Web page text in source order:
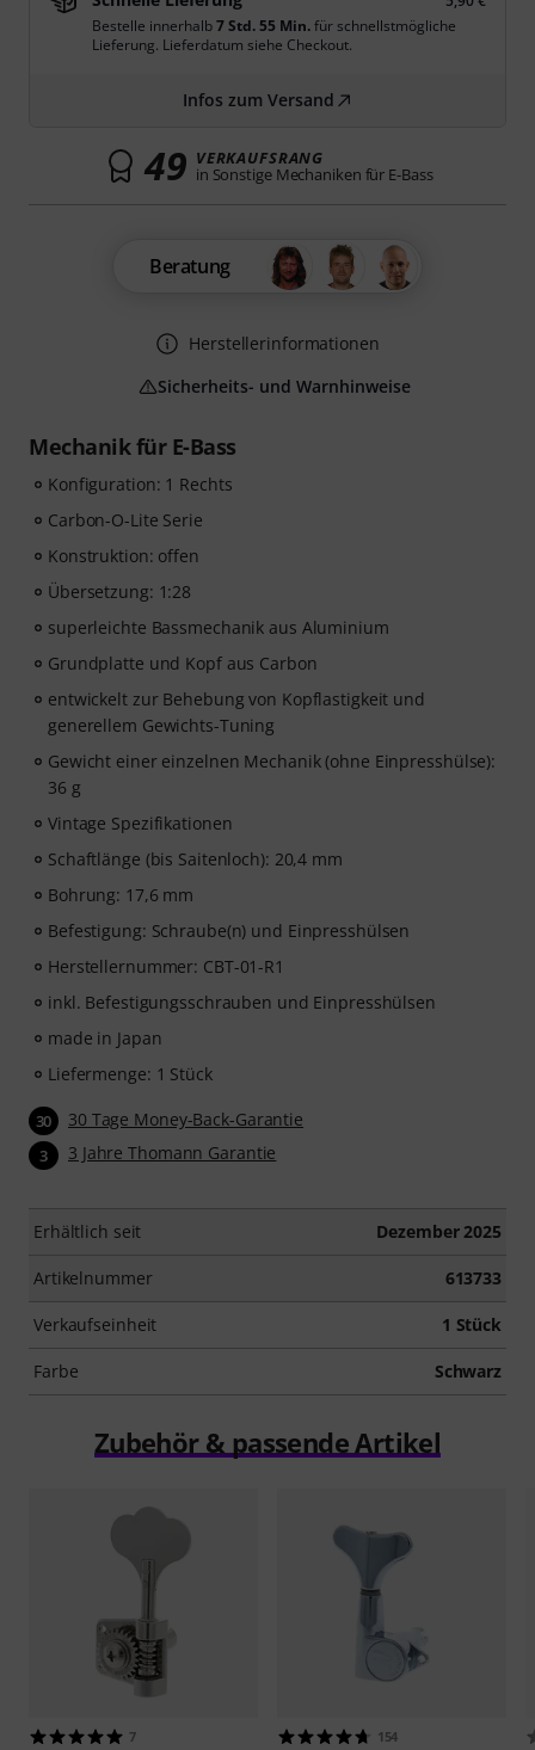
Mechanik für E-Bass
Konfiguration: 1 Rechts
Carbon-O-Lite Serie
Konstruktion: offen
Übersetzung: 1:28
superleichte Bassmechanik aus Aluminium
Grundplatte und Kopf aus Carbon
entwickelt zur Behebung von Kopflastigkeit und
generellem Gewichts-Tuning
Gewicht einer einzelnen Mechanik (ohne Einpresshülse):
36 g
Vintage Spezifikationen
Schaftlänge (bis Saitenloch): 20,4 mm
Bohrung: 17,6 mm
Befestigung: Schraube(n) und Einpresshülsen
Herstellernummer: CBT-01-R1
inkl. Befestigungsschrauben und Einpresshülsen
made in Japan
Liefermenge: 1 Stück
30 30 Tage Money-Back-Garantie
3 3 Jahre Thomann Garantie
Erhältlich seit Dezember 2025
Artikelnummer 613733
Verkaufseinheit 1 Stück
Farbe Schwarz
Bestelle innerhalb7 Std. 55 Min.für schnellstmögliche
Lieferung. Lieferdatum siehe Checkout.
Infos zum Versand
49 VERKAUFSRANG
in Sonstige Mechaniken für E-Bass
Beratung
Herstellerinformationen
Sicherheits- und Warnhinweise
Zubehör & passende Artikel
7 154